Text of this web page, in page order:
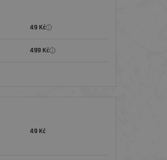
49 Kč
499 Kč
49 Kč